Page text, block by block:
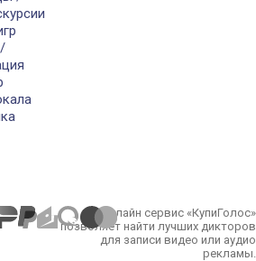
Онлайн сервис «КупиГолос»
позволяет найти лучших дикторов
для записи видео или аудио
рекламы.